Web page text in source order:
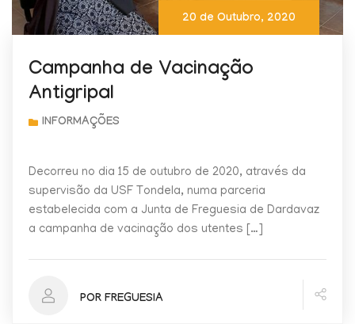
20 de Outubro, 2020
Campanha de Vacinação
Antigripal
Decorreu no dia 15 de outubro de 2020, através da
supervisão da USF Tondela, numa parceria
estabelecida com a Junta de Freguesia de Dardavaz
a campanha de vacinação dos utentes […]
POR FREGUESIA